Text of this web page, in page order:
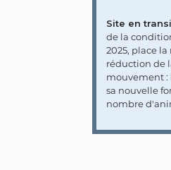
Site en
de la
2025, place
réduction de
mouvement :
sa nouvelle
nombre